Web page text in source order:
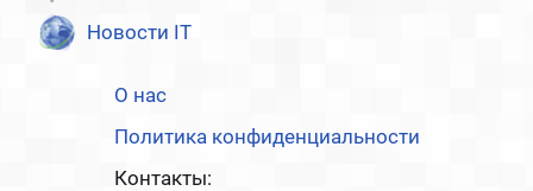
Новости IT
О нас
Политика конфиденциальности
Контакты: